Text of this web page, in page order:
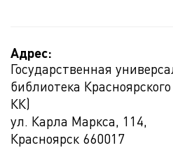
Адрес:
Государственная
библиотека
КК)
ул. Карла Маркса, 114,
Красноярск 660017